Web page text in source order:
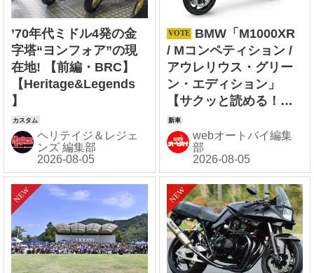
’70年代ミドル4発の金
字塔“ヨンフォア”の現
在地! 【前編・BRC】
【Heritage&Legends
】
ヘリテイジ＆レジェ
ンズ 編集部
BMW「M1000XR
/ Mコンペティション /
アウレリウス・グリー
ン・エディション」
【サクッと読める！現
行輸入バイク図鑑】
webオートバイ編集
部